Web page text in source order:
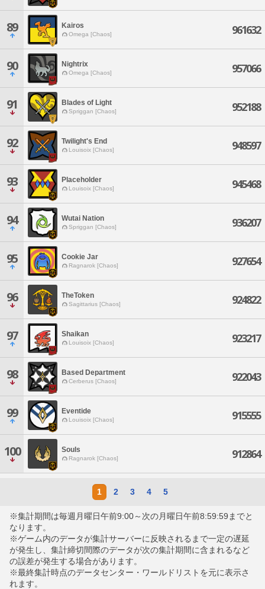
89 Kairos
Omega [Chaos] 961632
90 Nightrix
Omega [Chaos] 957066
91 Blades of Light
Spriggan [Chaos] 952188
92 Twilight's End
Louisoix [Chaos] 948597
93 Placeholder
Louisoix [Chaos] 945468
94 Wutai Nation
Spriggan [Chaos] 936207
95 Cookie Jar
Ragnarok [Chaos] 927654
96 TheToken
Sagittarius [Chaos] 924822
97 Shaikan
Louisoix [Chaos] 923217
98 Based Department
Cerberus [Chaos] 922043
99 Eventide
Louisoix [Chaos] 915555
100 Souls
Ragnarok [Chaos] 912864
1 2 3 4 5
※集計期間は毎週月曜日午前9:00～次の月曜日午前8:59:59までと
なります。
※ゲーム内のデータが集計サーバーに反映されるまで一定の遅延
が発生し、集計締切間際のデータが次の集計期間に含まれるなど
の誤差が発生する場合があります。
※最終集計時点のデータセンター・ワールドリストを元に表示さ
れます。